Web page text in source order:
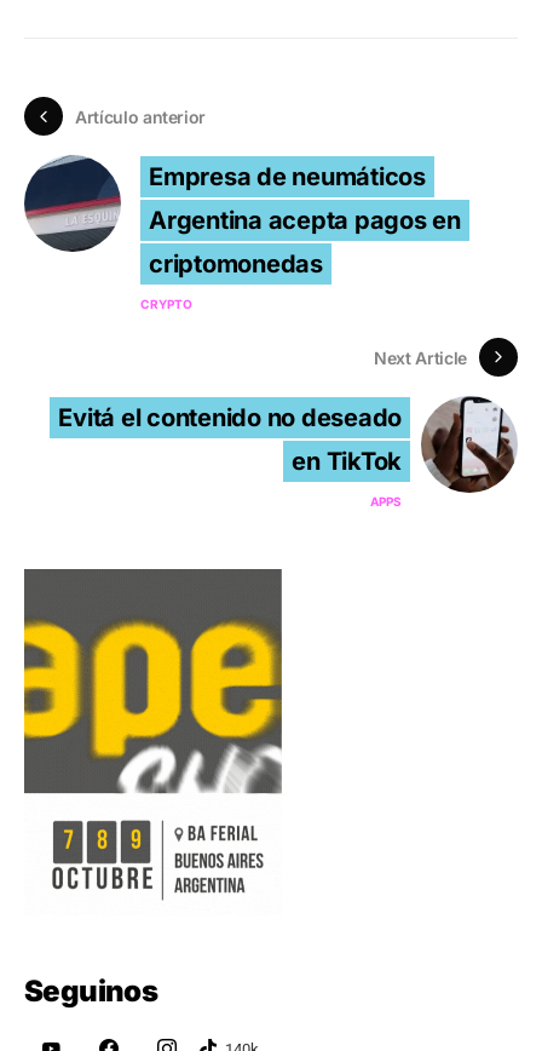
Artículo anterior
Empresa de neumáticos
Argentina acepta pagos en
criptomonedas
CRYPTO
Next Article
Evitá el contenido no deseado
en TikTok
APPS
Seguinos